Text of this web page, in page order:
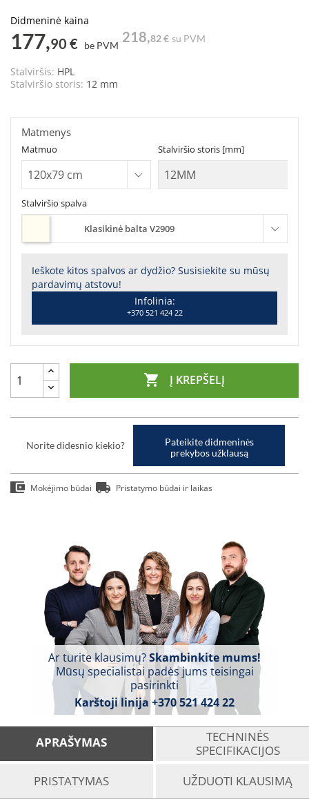
Didmeninė kaina
177,90 € be PVM
218,82 € su PVM
Stalviršis: HPL
Stalviršio storis: 12 mm
Stalviršio spalva
Klasikinė balta V2909
Ieškote kitos spalvos ar dydžio? Susisiekite su mūsų
pardavimų atstovu!
Infolinia:
+370 521 424 22
Matmuo Stalviršio storis [mm]
Matmenys
 Į KREPŠELĮ
Norite didesnio kiekio?
Pateikite didmeninės
prekybos užklausą
Mokėjimo būdai Pristatymo būdai ir laikas
Ar turite klausimų?Skambinkite mums!
Mūsų specialistai padės jums teisingai
pasirinkti
Karštoji linija +370 521 424 22
APRAŠYMAS
TECHNINĖS
SPECIFIKACIJOS
PRISTATYMAS
UŽDUOTI KLAUSIMĄ